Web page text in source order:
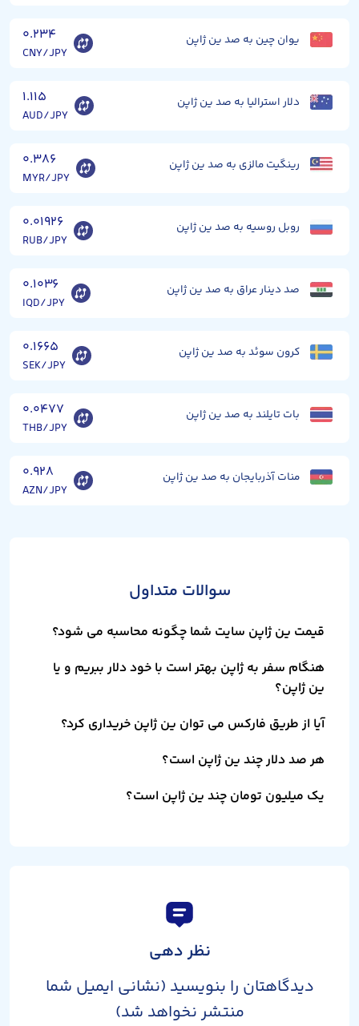
یوان چین به صد ین ژاپن ۰.۲۳۴
CNY/JPY
دلار استرالیا به صد ین ژاپن ۱.۱۱۵
AUD/JPY
رینگیت مالزی به صد ین ژاپن ۰.۳۸۶
MYR/JPY
روبل روسیه به صد ین ژاپن ۰.۰۱۹۲۶
RUB/JPY
صد دینار عراق به صد ین ژاپن ۰.۱۰۳۶
IQD/JPY
کرون سوئد به صد ین ژاپن ۰.۱۶۶۵
SEK/JPY
بات تایلند به صد ین ژاپن ۰.۰۴۷۷
THB/JPY
منات آذربایجان به صد ین ژاپن ۰.۹۲۸
AZN/JPY
سوالات متداول
قیمت ین ژاپن سایت شما چگونه محاسبه می شود؟
هنگام سفر به ژاپن بهتر است با خود دلار ببریم و یا
ین ژاپن؟
آیا از طریق فارکس می توان ین ژاپن خریداری کرد؟
هر صد دلار چند ین ژاپن است؟
یک میلیون تومان چند ین ژاپن است؟
نظر دهی
دیدگاهتان را بنویسید (نشانی ایمیل شما
منتشر نخواهد شد)